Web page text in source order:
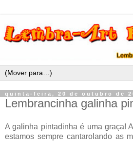
quinta-feira, 20 de outubro de
Lembrancinha galinha
A galinha pintadinha é uma graça!
estamos sempre cantarolando as